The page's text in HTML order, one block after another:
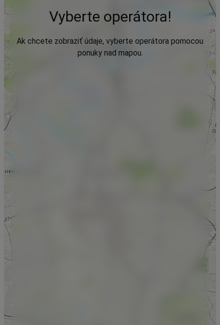
Vyberte operátora!
Ak chcete zobraziť údaje, vyberte operátora pomocou
ponuky nad mapou.